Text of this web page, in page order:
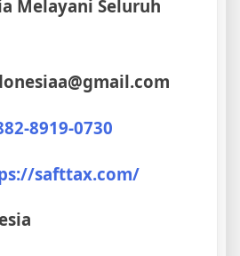
Melayani Seluruh
8919-0730
safttax.com/